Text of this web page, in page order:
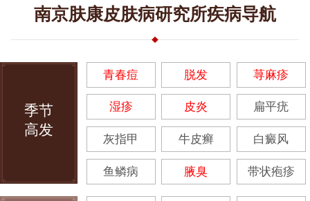
南京肤康皮肤病研究所疾病导航
季节
高发
青春痘 脱发 荨麻疹
湿疹 皮炎 扁平疣
灰指甲 牛皮癣 白癜风
鱼鳞病 腋臭 带状疱疹